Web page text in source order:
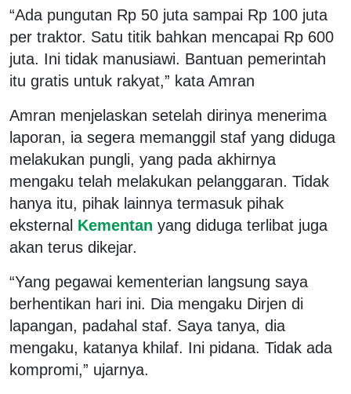
“Ada pungutan Rp 50 juta sampai Rp 100 juta
per traktor. Satu titik bahkan mencapai Rp 600
juta. Ini tidak manusiawi. Bantuan pemerintah
itu gratis untuk rakyat,” kata Amran
Amran menjelaskan setelah dirinya menerima
laporan, ia segera memanggil staf yang diduga
melakukan pungli, yang pada akhirnya
mengaku telah melakukan pelanggaran. Tidak
hanya itu, pihak lainnya termasuk pihak
eksternal Kementan yang diduga terlibat juga
akan terus dikejar.
“Yang pegawai kementerian langsung saya
berhentikan hari ini. Dia mengaku Dirjen di
lapangan, padahal staf. Saya tanya, dia
mengaku, katanya khilaf. Ini pidana. Tidak ada
kompromi,” ujarnya.